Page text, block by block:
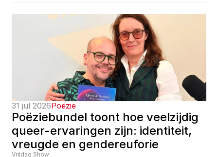
31 jul 2026Poëzie
Poëziebundel toont hoe veelzijdig
queer-ervaringen zijn: identiteit,
vreugde en gendereuforie
Vrijdag Show